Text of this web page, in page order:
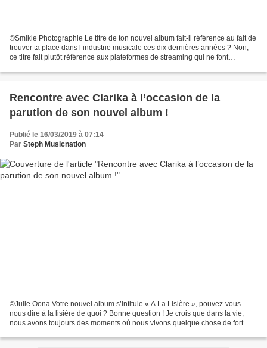
©Smikie Photographie Le titre de ton nouvel album fait-il référence au fait de
trouver ta place dans l’industrie musicale ces dix dernières années ? Non,
ce titre fait plutôt référence aux plateformes de streaming qui ne font
Rencontre avec Clarika à l’occasion de la
parution de son nouvel album !
Publié le 16/03/2019 à 07:14
Par Steph Musicnation
©Julie Oona Votre nouvel album s’intitule « A La Lisière », pouvez-vous
nous dire à la lisière de quoi ? Bonne question ! Je crois que dans la vie,
nous avons toujours des moments où nous vivons quelque chose de fort